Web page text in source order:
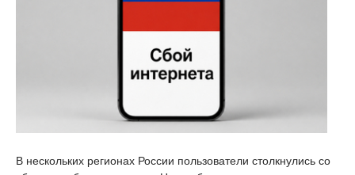
В нескольких регионах России пользователи столкнулись со